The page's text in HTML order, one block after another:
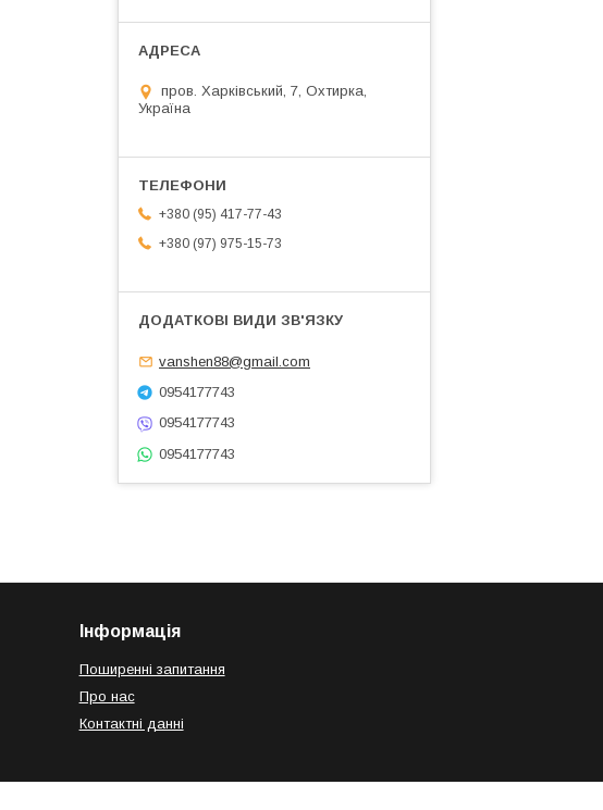
пров. Харківський, 7, Охтирка,
Україна
+380 (95) 417-77-43
+380 (97) 975-15-73
vanshen88@gmail.com
0954177743
0954177743
0954177743
Інформація
Поширенні запитання
Про нас
Контактні данні